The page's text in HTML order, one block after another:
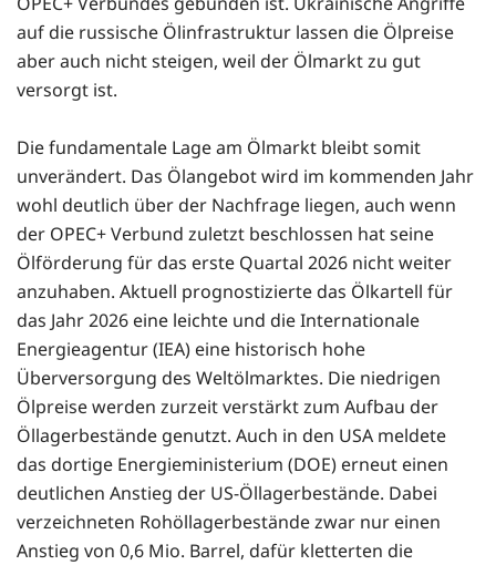
auf die russische Ölinfrastruktur lassen die Ölpreise
aber auch nicht steigen, weil der Ölmarkt zu gut
versorgt ist.
Die fundamentale Lage am Ölmarkt bleibt somit
unverändert. Das Ölangebot wird im kommenden Jahr
wohl deutlich über der Nachfrage liegen, auch wenn
der OPEC+ Verbund zuletzt beschlossen hat seine
Ölförderung für das erste Quartal 2026 nicht weiter
anzuhaben. Aktuell prognostizierte das Ölkartell für
das Jahr 2026 eine leichte und die Internationale
Energieagentur (IEA) eine historisch hohe
Überversorgung des Weltölmarktes. Die niedrigen
Ölpreise werden zurzeit verstärkt zum Aufbau der
Öllagerbestände genutzt. Auch in den USA meldete
das dortige Energieministerium (DOE) erneut einen
deutlichen Anstieg der US-Öllagerbestände. Dabei
verzeichneten Rohöllagerbestände zwar nur einen
Anstieg von 0,6 Mio. Barrel, dafür kletterten die